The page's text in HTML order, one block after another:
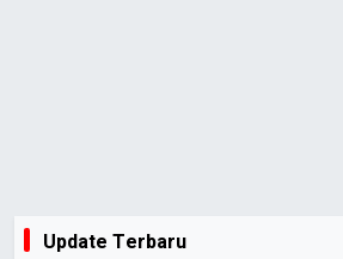
Update Terbaru